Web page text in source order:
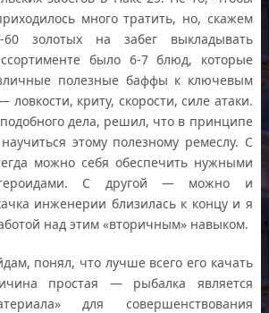
много тратить, но, скажем
золотых на забег выкладывать
было 6-7 блюд, которые
полезные баффы к ключевым
ловкости, криту, скорости, силе атаки.
дела, решил, что в принципе
этому полезному ремеслу. С
можно себя обеспечить нужными
С другой — можно и
инженерии близилась к концу и я
над этим «вторичным» навыком.
понял, что лучше всего его качать
простая — рыбалка является
для совершенствования